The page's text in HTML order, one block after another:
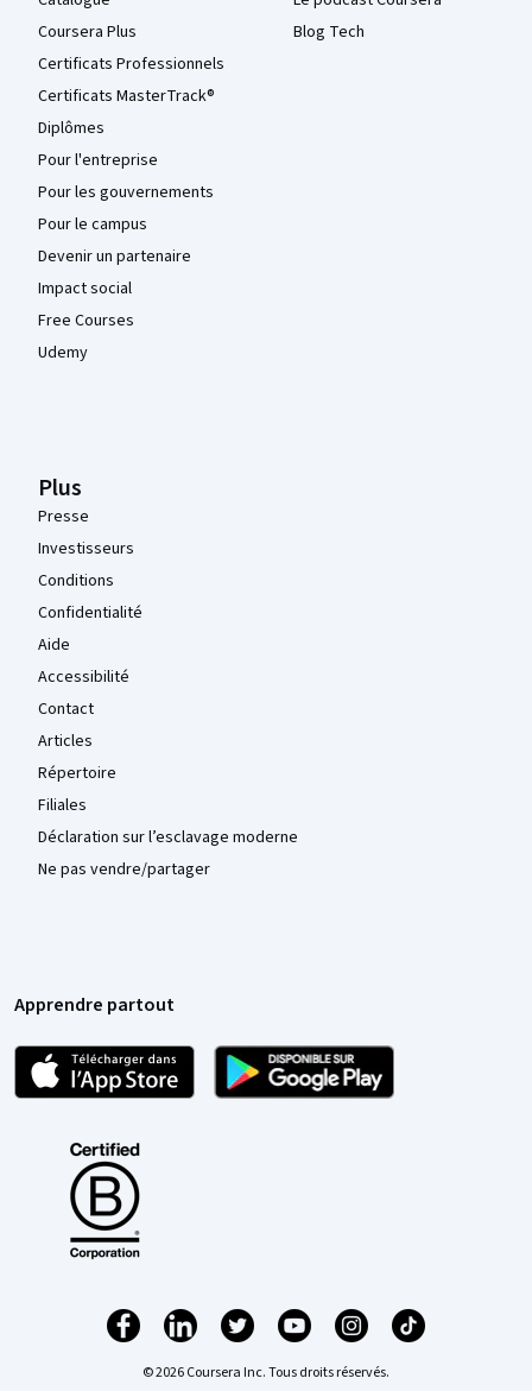
Coursera Plus
Certificats Professionnels
Certificats MasterTrack®
Diplômes
Pour l'entreprise
Pour les gouvernements
Pour le campus
Devenir un partenaire
Impact social
Free Courses
Udemy
Blog Tech
Plus
Presse
Investisseurs
Conditions
Confidentialité
Aide
Accessibilité
Contact
Articles
Répertoire
Filiales
Déclaration sur l’esclavage moderne
Ne pas vendre/partager
Apprendre partout
© 2026 Coursera Inc. Tous droits réservés.